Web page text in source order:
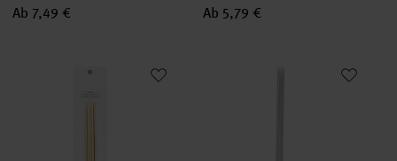
Ab 7,49 € Ab 5,79 €
Nadelspiel Ricorumi 3mm 15cm Nadelspiel 20cm Aluminium